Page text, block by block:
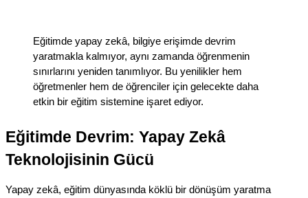
Eğitimde yapay zekâ, bilgiye erişimde devrim
yaratmakla kalmıyor, aynı zamanda öğrenmenin
sınırlarını yeniden tanımlıyor. Bu yenilikler hem
öğretmenler hem de öğrenciler için gelecekte daha
etkin bir eğitim sistemine işaret ediyor.
Eğitimde Devrim: Yapay Zekâ
Teknolojisinin Gücü
Yapay zekâ, eğitim dünyasında köklü bir dönüşüm yaratma